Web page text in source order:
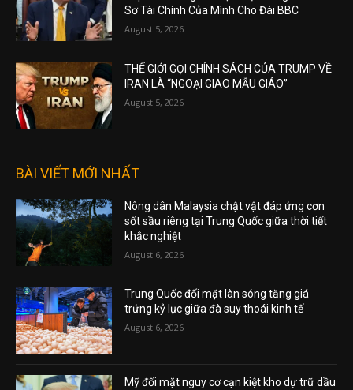
Sơ Tài Chính Của Mình Cho Đài BBC
August 5, 2026
THẾ GIỚI GỌI CHÍNH SÁCH CỦA TRUMP VỀ
IRAN LÀ “NGOẠI GIAO MẪU GIÁO”
August 5, 2026
BÀI VIẾT MỚI NHẤT
Nông dân Malaysia chật vật đáp ứng cơn
sốt sầu riêng tại Trung Quốc giữa thời tiết
khắc nghiệt
August 6, 2026
Trung Quốc đối mặt làn sóng tăng giá
trứng kỷ lục giữa đà suy thoái kinh tế
August 6, 2026
Mỹ đối mặt nguy cơ cạn kiệt kho dự trữ dầu